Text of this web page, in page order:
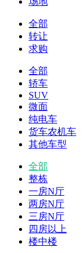
全部
转让
求购
全部
轿车
SUV
微面
纯电车
货车农机车
其他车型
全部
整栋
一房N厅
两房N厅
三房N厅
四房以上
楼中楼